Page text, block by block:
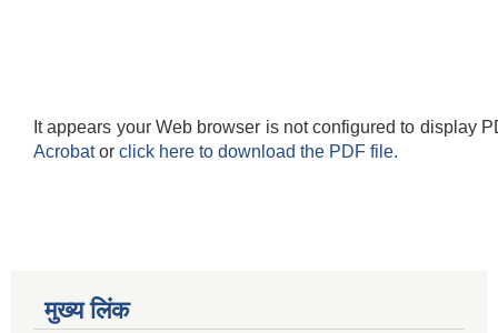
It appears your Web browser is not configured to display
Acrobator click here to download the PDF file.
मुख्य लिंक